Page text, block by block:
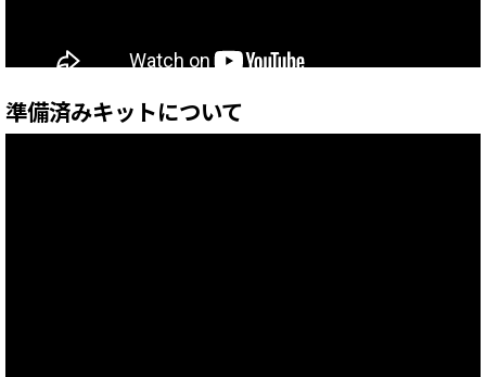
準備済みキットについて